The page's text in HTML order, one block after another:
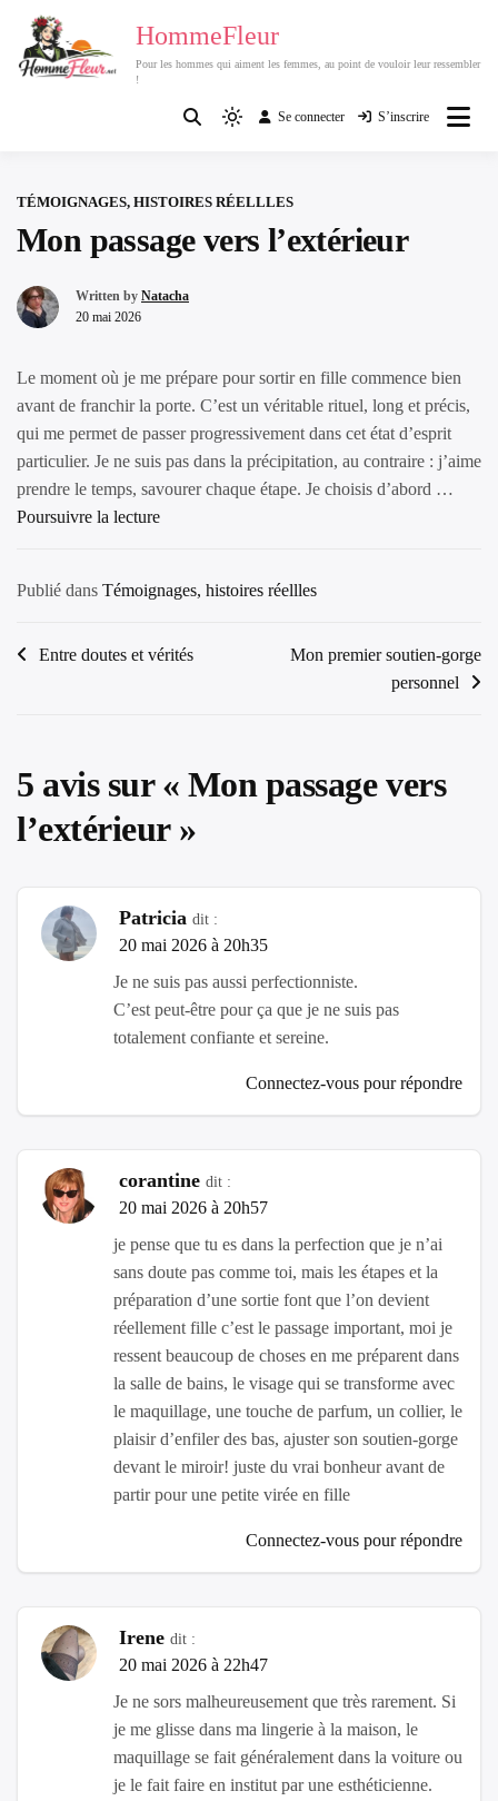
Passer
contenu
HommeFleur
Pour les hommes qui aiment les femmes, au point de vouloir leur ressembler
!
Light
to
switch
Se connecter S’inscrire
TÉMOIGNAGES, HISTOIRES RÉELLLES
Mon passage vers l’extérieur
Written by Natacha
20 mai 2026
Le moment où je me prépare pour sortir en fille commence bien
avant de franchir la porte. C’est un véritable rituel, long et précis,
qui me permet de passer progressivement dans cet état d’esprit
particulier. Je ne suis pas dans la précipitation, au contraire : j’aime
prendre le temps, savourer chaque étape. Je choisis d’abord …
Poursuivre la lecture“Mon
l’extérieur”
Publié dans Témoignages, histoires réellles
Navigation
Entre doutes et vérités
Mon premier soutien-gorge
personnel
5 avis sur « Mon passage vers
l’extérieur»
Patricia dit :
20 mai 2026 à 20h35
Je ne suis pas aussi perfectionniste.
C’est peut-être pour ça que je ne suis pas
totalement confiante et sereine.
Connectez-vous pour répondre
corantine dit :
20 mai 2026 à 20h57
je pense que tu es dans la perfection que je n’ai
sans doute pas comme toi, mais les étapes et la
préparation d’une sortie font que l’on devient
réellement fille c’est le passage important, moi je
ressent beaucoup de choses en me préparent dans
la salle de bains, le visage qui se transforme avec
le maquillage, une touche de parfum, un collier, le
plaisir d’enfiler des bas, ajuster son soutien-gorge
devant le miroir! juste du vrai bonheur avant de
partir pour une petite virée en fille
Connectez-vous pour répondre
Irene dit :
20 mai 2026 à 22h47
Je ne sors malheureusement que très rarement. Si
je me glisse dans ma lingerie à la maison, le
maquillage se fait généralement dans la voiture ou
je le fait faire en institut par une esthéticienne.